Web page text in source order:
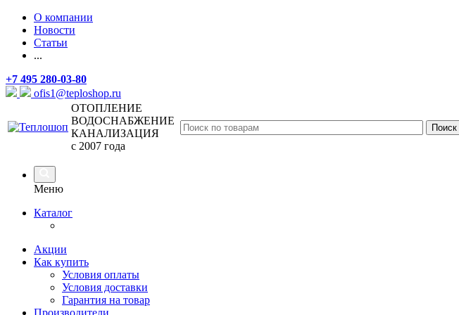
О компании
Новости
Статьи
...
+7 495 280-03-80
ofis1@teploshop.ru
ОТОПЛЕНИЕ
ВОДОСНАБЖЕНИЕ
КАНАЛИЗАЦИЯ
с 2007 года
Меню
Каталог
Акции
Как купить
Условия оплаты
Условия доставки
Гарантия на товар
Производители